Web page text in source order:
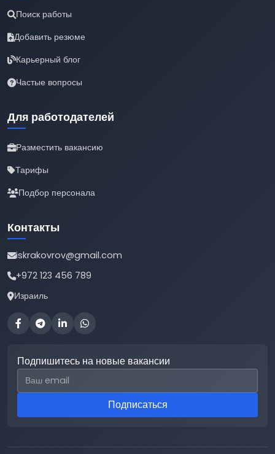
Поиск работы
Добавить резюме
Карьерный блог
Частые вопросы
Для работодателей
Разместить вакансию
Тарифы
Подбор персонала
Контакты
iskrakovrov@gmail.com
+972 123 456 789
Израиль
Подпишитесь на новые вакансии
Email для подписки
Подписаться